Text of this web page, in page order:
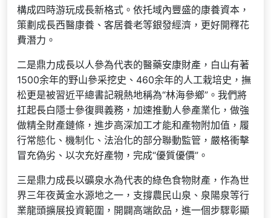
構成四時游玩成長新格式。依托域內豐盛的康養資本，
策劃成長西醫康養、客居養老等銀發經濟，更好開釋花
費潛力。
二是鼎力成長以人參為代表的醫藥安康財產，白山有著
1500余年的野山參采挖史、460余年的人工栽培史，撫
松更是被習近平總書記親熱地稱為“林海參鄉”。我們將
扛起長白隱士參復興義務，加速推動人參產業化，做強
做精全財產鏈條，進步高深加工才能和產物附加值，履
行常態化、機制化、法治化的部分聯動監管，嚴格衝擊
冒充偽劣、以次充好產物，完成“優質優價”。
三是鼎力成長以礦泉水為代表的綠色食物財產，作為世
界三年夜黃金水源地之一，支撐農民山泉、泉陽泉等行
業龍頭擴展投資範圍，開闢高端飲品，進一個步驟彰顯